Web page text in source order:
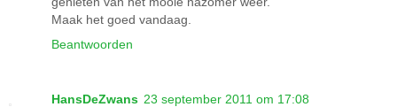
Maak het goed vandaag.
Beantwoorden
HansDeZwans 23 september 2011 om 17:08